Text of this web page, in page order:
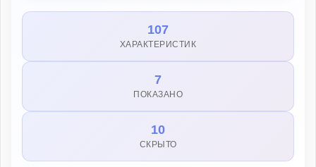
107
ХАРАКТЕРИСТИК
7
ПОКАЗАНО
10
СКРЫТО